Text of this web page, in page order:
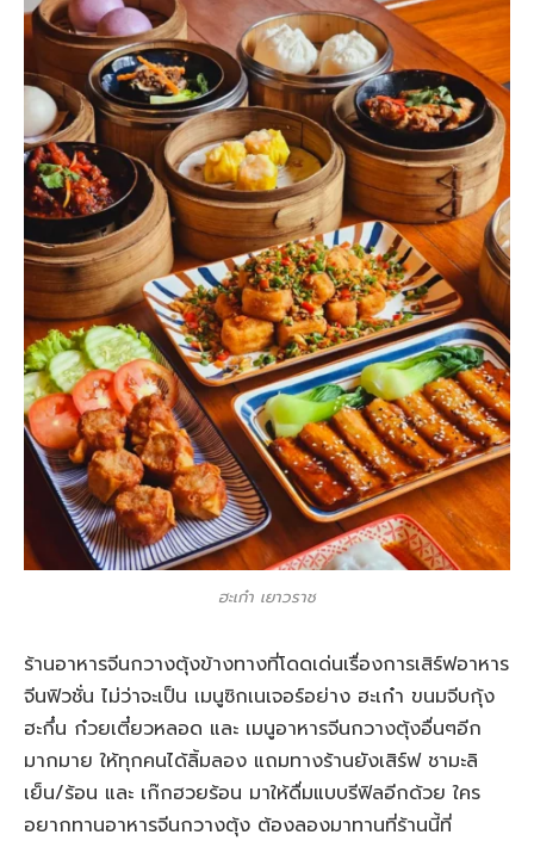
ฮะเก๋า เยาวราช
ร้านอาหารจีนกวางตุ้งข้างทางที่โดดเด่นเรื่องการเสิร์ฟอาหาร
จีนฟิวชั่น ไม่ว่าจะเป็น เมนูซิกเนเจอร์อย่าง ฮะเก๋า ขนมจีบกุ้ง
ฮะกึ๋น ก๋วยเตี๋ยวหลอด และ เมนูอาหารจีนกวางตุ้งอื่นๆอีก
มากมาย ให้ทุกคนได้ลิ้มลอง แถมทางร้านยังเสิร์ฟ ชามะลิ
เย็น/ร้อน และ เก๊กฮวยร้อน มาให้ดื่มแบบรีฟิลอีกด้วย ใคร
อยากทานอาหารจีนกวางตุ้ง ต้องลองมาทานที่ร้านนี้ที่